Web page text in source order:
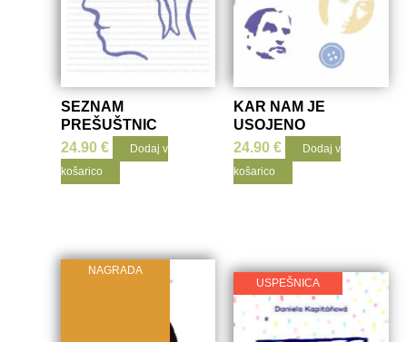
SEZNAM
PREŠUŠTNIC
24.90€
Dodaj v
košarico
KAR NAM JE
USOJENO
24.90 €
Dodaj v
košarico
NAGRADA
USPEŠNICA